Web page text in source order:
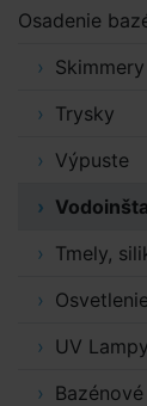
Osadenie
Skimmery
Trysky
Výpuste
Tmely,
UV Lampy